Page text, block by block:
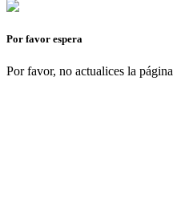
Por favor espera
Por favor, no actualices la página